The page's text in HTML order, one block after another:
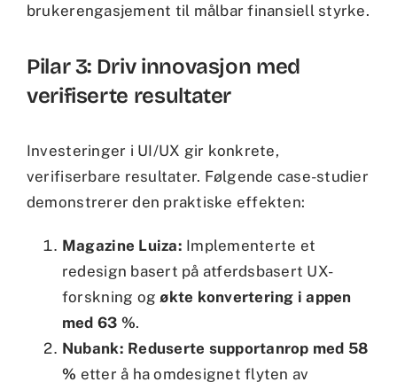
brukerengasjement til målbar finansiell styrke.
Pilar 3: Driv innovasjon med
verifiserte resultater
Investeringer i UI/UX gir konkrete,
verifiserbare resultater. Følgende case-studier
demonstrerer den praktiske effekten:
Magazine Luiza: Implementerte et
redesign basert på atferdsbasert UX-
forskning ogøkte konvertering i appen
med 63 %.
Nubank: Reduserte supportanrop med 58
% etter å ha omdesignet flyten av